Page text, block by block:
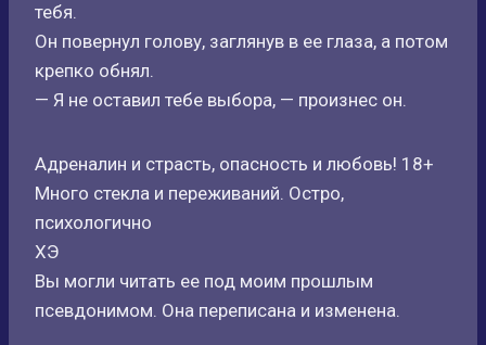
тебя.
Он повернул голову, заглянув в ее глаза, а потом
крепко обнял.
— Я не оставил тебе выбора, — произнес он.
Адреналин и страсть, опасность и любовь! 18+
Много стекла и переживаний. Остро,
психологично
ХЭ
Вы могли читать ее под моим прошлым
псевдонимом. Она переписана и изменена.